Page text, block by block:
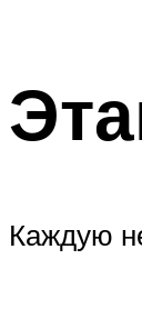
Каждую